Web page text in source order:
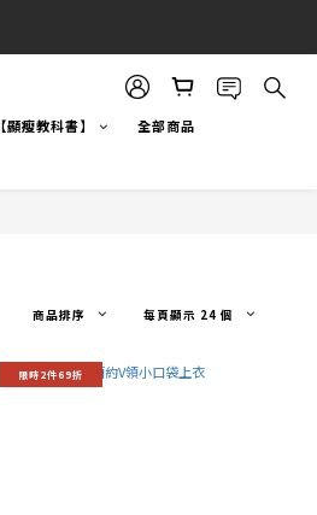
【顯瘦教科書】
全部商品
商品排序 每頁顯示 24 個
限時2件69折